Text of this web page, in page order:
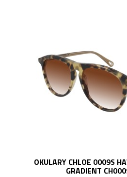
OKULARY CHLOE 0009S
GRADIENT